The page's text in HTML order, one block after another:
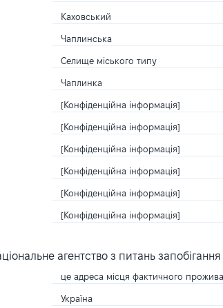
Каховський
Чаплинська
Селище міського типу
Чаплинка
[Конфіденційна інформація]
[Конфіденційна інформація]
[Конфіденційна інформація]
[Конфіденційна інформація]
[Конфіденційна інформація]
[Конфіденційна інформація]
агентство з питань
це адреса місця фактичного
Україна